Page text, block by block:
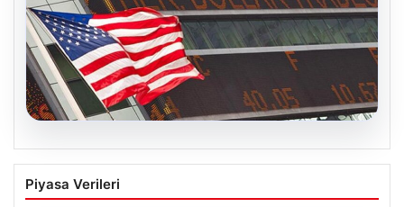
05.08.2026
FED faiz kararı ne zaman açıklanacak?
Nisan ayı faiz beklentisi belli oldu
Piyasa Verileri